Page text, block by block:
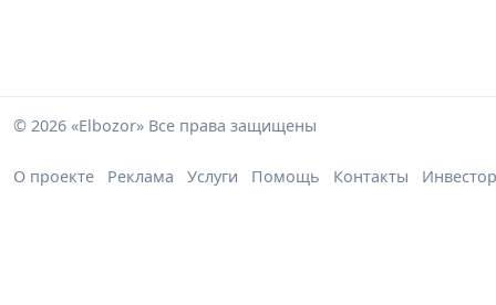
© 2026 «Elbozor» Все права защищены
О проекте Реклама Услуги Помощь Контакты